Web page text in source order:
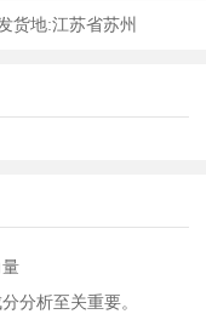
货地:江苏省苏州
分析至关重要。